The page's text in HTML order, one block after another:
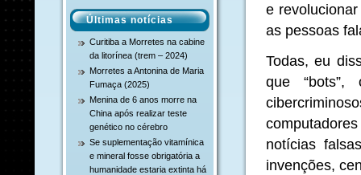
Últimas notícias
Curitiba a Morretes na cabine
da litorínea (trem – 2024)
Morretes a Antonina de Maria
Fumaça (2025)
Menina de 6 anos morre na
China após realizar teste
genético no cérebro
Se suplementação vitamínica
e mineral fosse obrigatória a
humanidade estaria extinta há
e
as pessoas
Todas, eu
que “bots”,
notícias
invenções,